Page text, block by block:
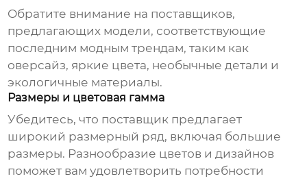
Обратите внимание на поставщиков,
предлагающих модели, соответствующие
последним модным трендам, таким как
оверсайз, яркие цвета, необычные детали и
экологичные материалы.
Размеры и цветовая гамма
Убедитесь, что поставщик предлагает
широкий размерный ряд, включая большие
размеры. Разнообразие цветов и дизайнов
поможет вам удовлетворить потребности